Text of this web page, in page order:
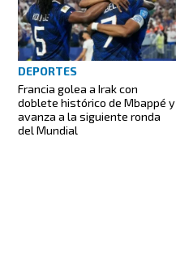
DEPORTES
Francia golea a Irak con
doblete histórico de Mbappé y
avanza a la siguiente ronda
del Mundial